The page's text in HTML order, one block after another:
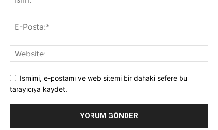
Ismimi, e-postamı ve web sitemi bir dahaki sefere bu
tarayıcıya kaydet.